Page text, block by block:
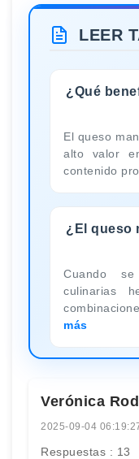
LEER
¿Qué
El queso
alto valor
contenido
¿El queso
Cuando
culinarias
más
Verónica
2025-09-04
Respuestas : 13